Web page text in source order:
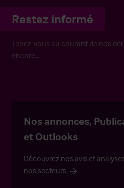
Restez informé
Tenez-vous au courant de nos
encore…
Nos annonces,
et Outlooks
Découvrez nos avis et
nos secteurs